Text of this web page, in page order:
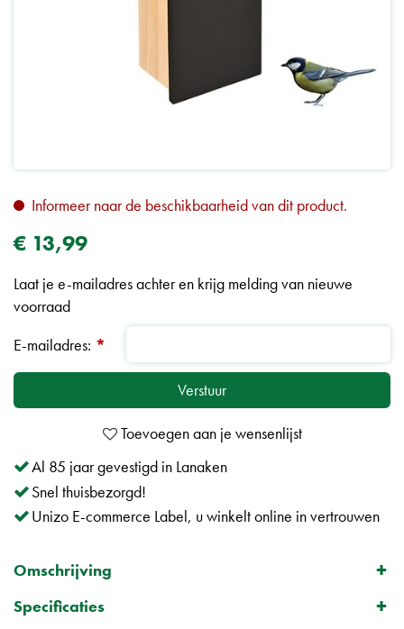
Informeer naar de beschikbaarheid van dit product.
€ 13,99
Laat je e-mailadres achter en krijg melding van nieuwe
voorraad
E-mailadres: *
Al 85 jaar gevestigd in Lanaken
Snel thuisbezorgd!
Unizo E-commerce Label, u winkelt online in vertrouwen
Omschrijving
Specificaties